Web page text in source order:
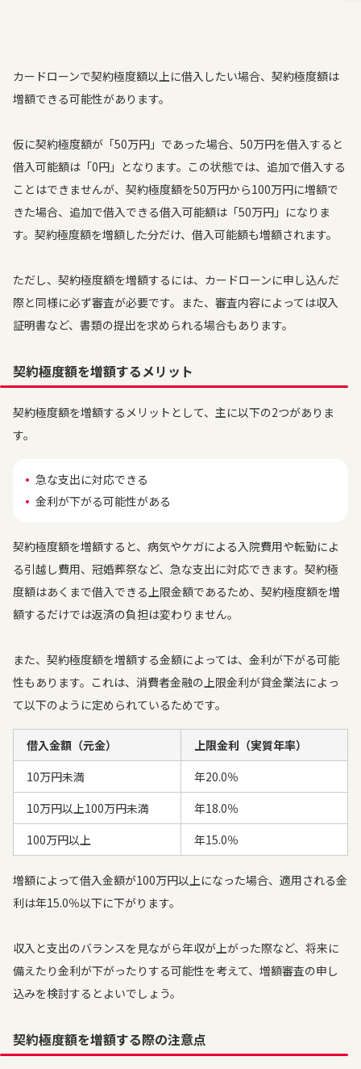
カードローンで契約極度額以上に借入したい場合、契約極度額は
増額できる可能性があります。
仮に契約極度額が「50万円」であった場合、50万円を借入すると
借入可能額は「0円」となります。この状態では、追加で借入する
ことはできませんが、契約極度額を50万円から100万円に増額で
きた場合、追加で借入できる借入可能額は「50万円」になりま
す。契約極度額を増額した分だけ、借入可能額も増額されます。
ただし、契約極度額を増額するには、カードローンに申し込んだ
際と同様に必ず審査が必要です。また、審査内容によっては収入
証明書など、書類の提出を求められる場合もあります。
契約極度額を増額するメリット
契約極度額を増額するメリットとして、主に以下の2つがありま
す。
急な支出に対応できる
金利が下がる可能性がある
契約極度額を増額すると、病気やケガによる入院費用や転勤によ
る引越し費用、冠婚葬祭など、急な支出に対応できます。契約極
度額はあくまで借入できる上限金額であるため、契約極度額を増
額するだけでは返済の負担は変わりません。
また、契約極度額を増額する金額によっては、金利が下がる可能
性もあります。これは、消費者金融の上限金利が貸金業法によっ
て以下のように定められているためです。
借入金額（元金）
上限金利（実質年率）
10万円未満
年20.0％
10万円以上100万円未満
年18.0％
100万円以上
年15.0％
増額によって借入金額が100万円以上になった場合、適用される金
利は年15.0％以下に下がります。
収入と支出のバランスを見ながら年収が上がった際など、将来に
備えたり金利が下がったりする可能性を考えて、増額審査の申し
込みを検討するとよいでしょう。
契約極度額を増額する際の注意点